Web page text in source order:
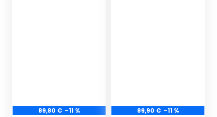
89,80 € –11 % 89,90 € –11 %